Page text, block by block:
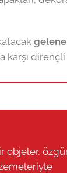
karşı
objeler,